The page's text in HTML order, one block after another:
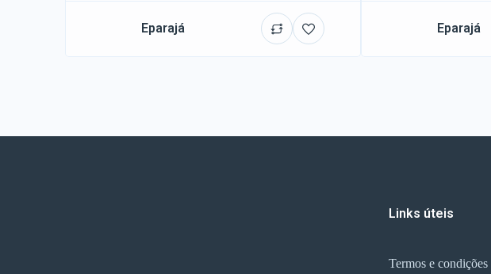
Eparajá Eparajá
Links úteis
Termos e condições